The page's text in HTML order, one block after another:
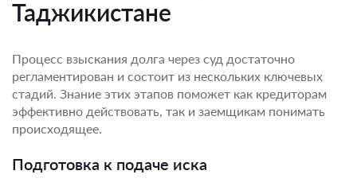
Таджикистане
Процесс взыскания долга через суд достаточно
регламентирован и состоит из нескольких ключевых
стадий. Знание этих этапов поможет как кредиторам
эффективно действовать, так и заемщикам понимать
происходящее.
Подготовка к подаче иска